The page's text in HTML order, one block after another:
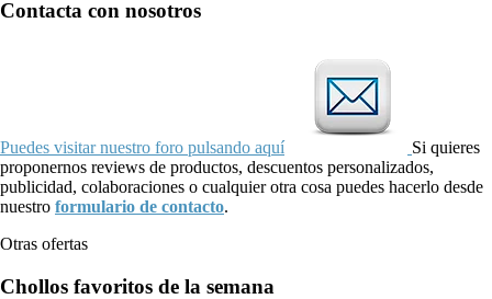
Contacta con nosotros
Puedes visitar nuestro foro pulsando aquí
Si quieres
proponernos reviews de productos, descuentos personalizados,
publicidad, colaboraciones o cualquier otra cosa puedes hacerlo desde
nuestro formulario de contacto.
Otras ofertas
Chollos favoritos de la semana